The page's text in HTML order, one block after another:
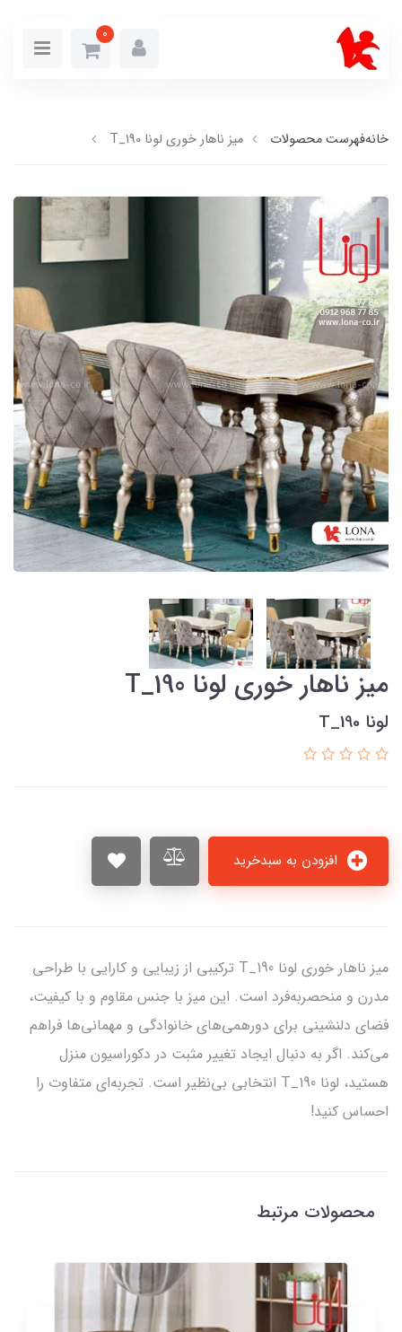
0
خانهفهرست محصولات میز ناهار خوری لونا T_190
میز ناهار خوری لونا T_190
لونا T_190
میز ناهار خوری لونا T_190 ترکیبی از زیبایی و کارایی با طراحی
مدرن و منحصربه‌فرد است. این میز با جنس مقاوم و با کیفیت،
فضای دلنشینی برای دورهمی‌های خانوادگی و مهمانی‌ها فراهم
می‌کند. اگر به دنبال ایجاد تغییر مثبت در دکوراسیون منزل
هستید، لونا T_190 انتخابی بی‌نظیر است. تجربه‌ای متفاوت را
احساس کنید!
محصولات مرتبط